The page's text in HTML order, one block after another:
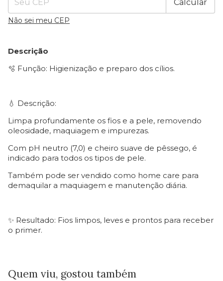
Calcular
Não sei meu CEP
Descrição
🫧 Função: Higienização e preparo dos cílios.
💧 Descrição:
Limpa profundamente os fios e a pele, removendo
oleosidade, maquiagem e impurezas.
Com pH neutro (7,0) e cheiro suave de pêssego, é
indicado para todos os tipos de pele.
Também pode ser vendido como home care para
demaquilar a maquiagem e manutenção diária.
✨ Resultado: Fios limpos, leves e prontos para receber
o primer.
Quem viu, gostou também